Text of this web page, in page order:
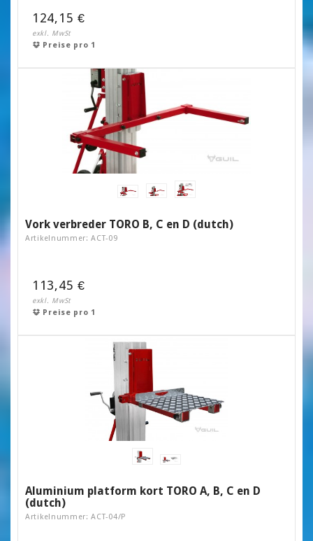
124,15 €
exkl. MwSt
Preise pro 1
Vork verbreder TORO B, C en D (dutch)
Artikelnummer: ACT-09
113,45 €
exkl. MwSt
Preise pro 1
Aluminium platform kort TORO A, B, C en D
(dutch)
Artikelnummer: ACT-04/P